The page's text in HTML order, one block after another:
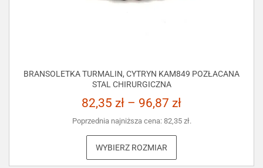
BRANSOLETKA TURMALIN, CYTRYN KAM849 POZŁACANA
STAL CHIRURGICZNA
82,35 zł – 96,87 zł
Poprzednia najniższa cena: 82,35 zł.
WYBIERZ ROZMIAR